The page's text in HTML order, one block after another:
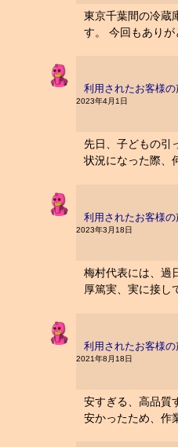
東京千葉間の冷蔵
す。 今回もあり
利用されたお客様の
2023年4月1日
先日、子どもの引
状況になった際、
利用されたお客様の
2023年3月18日
梅村代表には、過
厚篤実、実に接し
利用されたお客様の
2021年8月18日
安すぎる、高品質
安かったため、作